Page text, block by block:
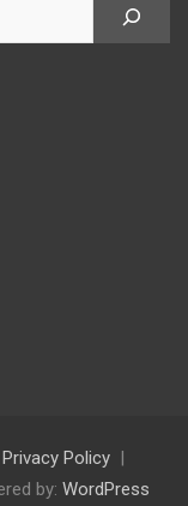
Privacy Policy
by: WordPress